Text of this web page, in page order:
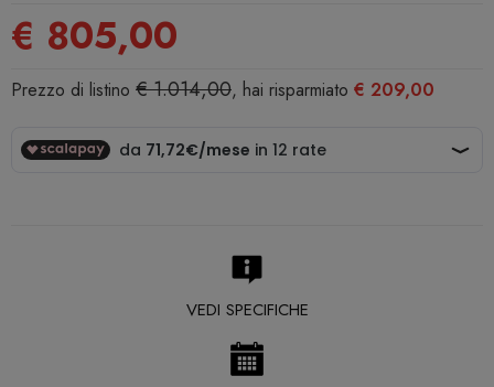
€ 805,00
Prezzo di listino € 1.014,00, hai risparmiato € 209,00
VEDI SPECIFICHE